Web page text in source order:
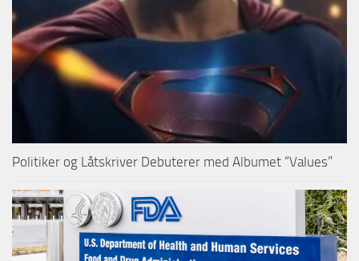
Politiker og Låtskriver Debuterer med Albumet “Values”